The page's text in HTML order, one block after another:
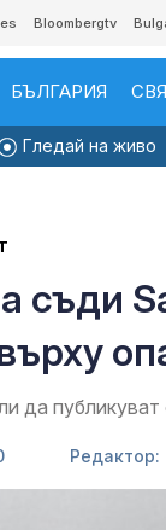
Bloombergtv
БЪЛГАРИЯ
Гледай на живо
съди
да
Редактор: